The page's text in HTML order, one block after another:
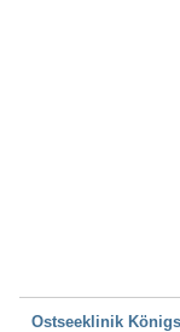
Ostseeklinik